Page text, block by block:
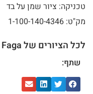
טכניקה: ציור שמן על בד
מק"ט: 1-100-140-4346
לכל הציורים של Faga לחצו כאן
שתף: